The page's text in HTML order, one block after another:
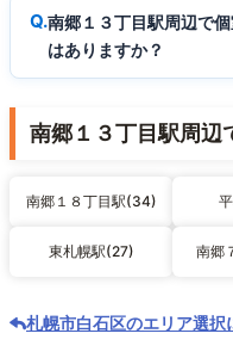
南郷１３丁目駅周辺で
はありますか？
南郷１３丁目駅周辺
南郷１８丁目駅(34)
東札幌駅(27) 南郷
札幌市白石区のエリア選択